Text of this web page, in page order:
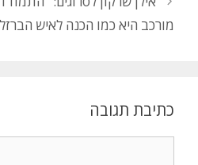
מורכב היא כמו הכנה לאיש
כתיבת תגובה